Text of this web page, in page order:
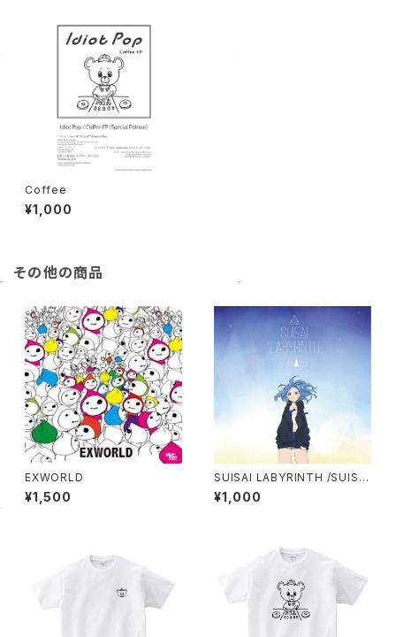
Coffee
¥1,000
その他の商品
EXWORLD
¥1,500
SUISAI LABYRINTH /SUISAI
EP
¥1,000